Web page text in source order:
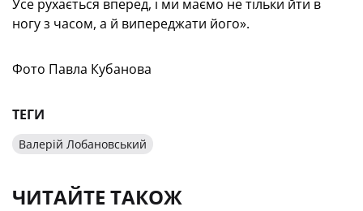
Усе рухається вперед, і ми маємо не тільки йти в
ногу з часом, а й випереджати його».
Фото Павла Кубанова
ТЕГИ
Валерій Лобановський
ЧИТАЙТЕ ТАКОЖ